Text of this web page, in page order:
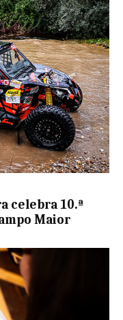
celebra 10.ª
Maior